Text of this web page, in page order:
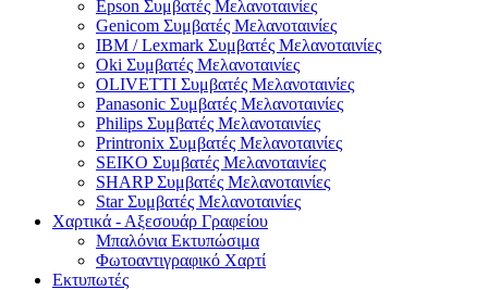
Epson Συμβατές Μελανοταινίες
Genicom Συμβατές Μελανοταινίες
IBM / Lexmark Συμβατές Μελανοταινίες
Oki Συμβατές Μελανοταινίες
OLIVETTI Συμβατές Μελανοταινίες
Panasonic Συμβατές Μελανοταινίες
Philips Συμβατές Μελανοταινίες
Printronix Συμβατές Μελανοταινίες
SEIKO Συμβατές Μελανοταινίες
SHARP Συμβατές Μελανοταινίες
Star Συμβατές Μελανοταινίες
Χαρτικά - Αξεσουάρ Γραφείου
Μπαλόνια Εκτυπώσιμα
Φωτοαντιγραφικό Χαρτί
Εκτυπωτές